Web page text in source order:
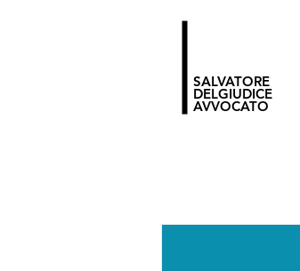
SALVATORE
DELGIUDICE
AVVOCATO